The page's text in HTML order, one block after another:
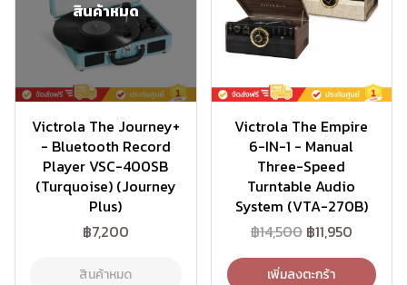
สินค้าหมด
Victrola The Journey+
- Bluetooth Record
Player VSC-400SB
(Turquoise) (Journey
Plus)
฿7,200
สินค้าหมด
Victrola The Empire
6-IN-1 - Manual
Three-Speed
Turntable Audio
System (VTA-270B)
฿14,500 ฿11,950
เพิ่มลงตะกร้า